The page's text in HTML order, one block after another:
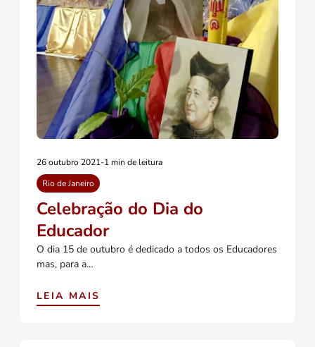
26 outubro 2021-1 min de leitura
Rio de Janeiro
Celebração do Dia do
Educador
O dia 15 de outubro é dedicado a todos os Educadores
mas, para a…
LEIA MAIS